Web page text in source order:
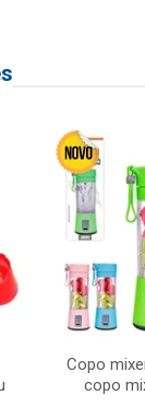
Copo
copo